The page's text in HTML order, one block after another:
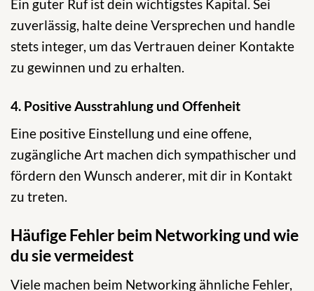
Ein guter Ruf ist dein wichtigstes Kapital. Sei
zuverlässig, halte deine Versprechen und handle
stets integer, um das Vertrauen deiner Kontakte
zu gewinnen und zu erhalten.
4. Positive Ausstrahlung und Offenheit
Eine positive Einstellung und eine offene,
zugängliche Art machen dich sympathischer und
fördern den Wunsch anderer, mit dir in Kontakt
zu treten.
Häufige Fehler beim Networking und wie
du sie vermeidest
Viele machen beim Networking ähnliche Fehler,